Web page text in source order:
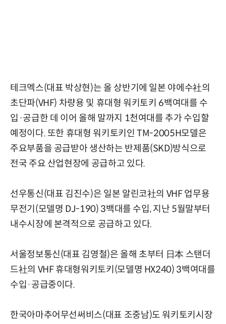
테크멕스(대표 박상현)는 올 상반기에 일본 야에수社의
초단파(VHF) 차량용 및 휴대형 워키토키 6백여대를 수
입·공급한 데 이어 올해 말까지 1천여대를 추가 수입할
예정이다. 또한 휴대형 워키토키인 TM-2005H모델은
주요부품을 공급받아 생산하는 반제품(SKD)방식으로
전국 주요 산업현장에 공급하고 있다.
선우통신(대표 김진수)은 일본 알린코社의 VHF 업무용
무전기(모델명 DJ-190) 3백대를 수입, 지난 5월말부터
내수시장에 본격적으로 공급하고 있다.
서울정보통신(대표 김영철)은 올해 초부터 日本 스탠더
드社의 VHF 휴대형워키토키(모델명 HX240) 3백여대를
수입·공급중이다.
한국아마추어무선써비스(대표 조중남)도 워키토키시장